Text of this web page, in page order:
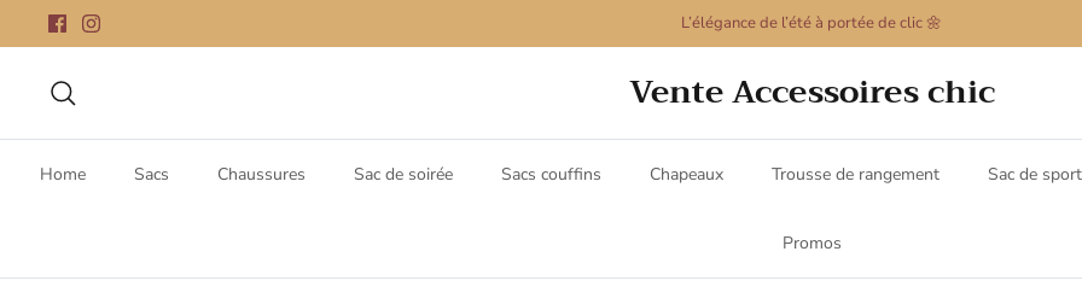
Passer
au
L’élégance de l’été à portée de clic 🌼
Vente Accessoires chic
Home Sacs Chaussures Sac de soirée Sacs couffins Chapeaux Trousse de rangement Sac de sport
Promos